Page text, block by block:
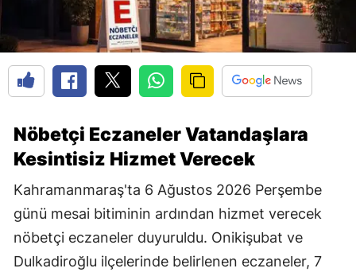
Nöbetçi Eczaneler Vatandaşlara
Kesintisiz Hizmet Verecek
Kahramanmaraş'ta 6 Ağustos 2026 Perşembe
günü mesai bitiminin ardından hizmet verecek
nöbetçi eczaneler duyuruldu. Onikişubat ve
Dulkadiroğlu ilçelerinde belirlenen eczaneler, 7